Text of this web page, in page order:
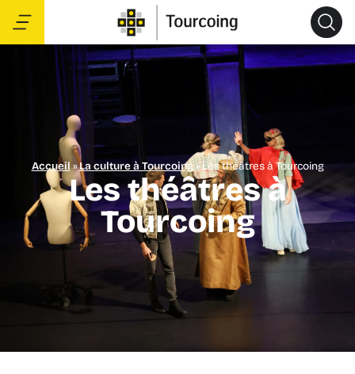
Accueil»La culture à Tourcoing»Les théâtres à Tourcoing
Les théâtres à
Tourcoing